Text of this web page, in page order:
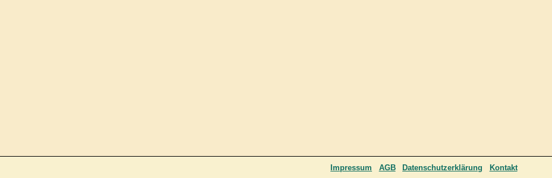
Kontakt
Datenschutzerklärung
AGB
Impressum